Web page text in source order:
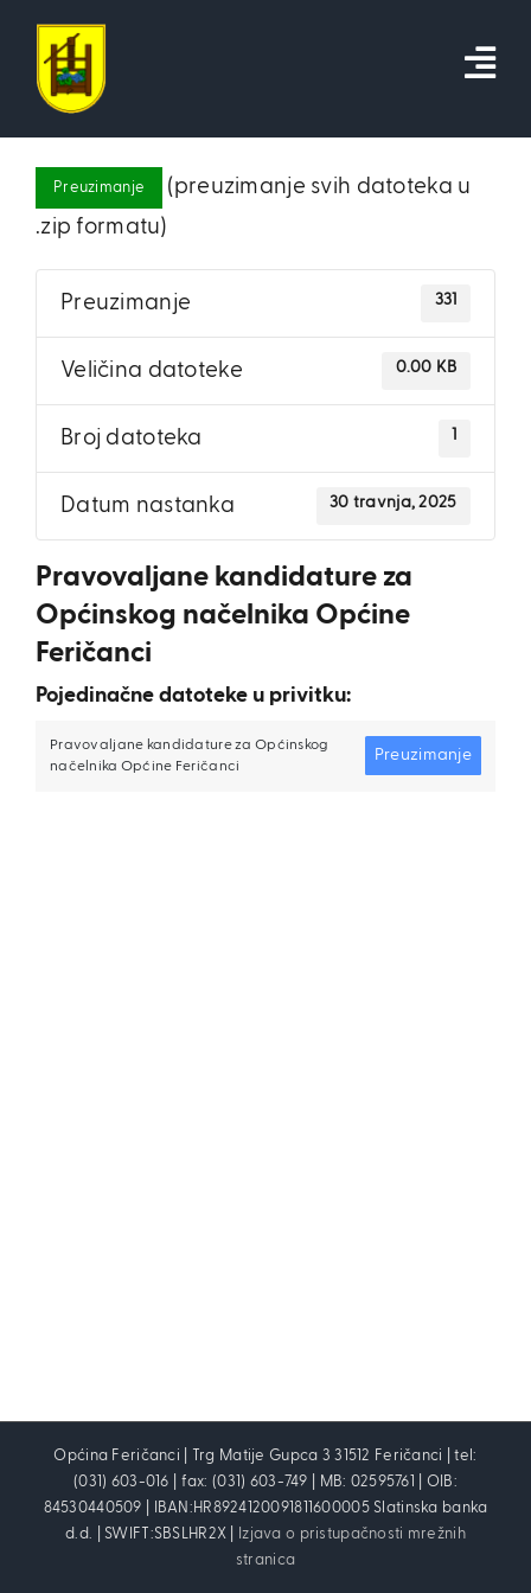
content
Preuzimanje
(preuzimanje svih datoteka u
.zip formatu)
Preuzimanje 331
Veličina datoteke 0.00 KB
Broj datoteka 1
Datum nastanka 30 travnja, 2025
Pravovaljane kandidature za
Općinskog načelnika Općine
Feričanci
Pojedinačne datoteke u privitku:
Pravovaljane kandidature za Općinskog
načelnika Općine Feričanci
Preuzimanje
Općina Feričanci | Trg Matije Gupca 3 31512 Feričanci | tel:
(031) 603-016 | fax: (031) 603-749 | MB: 02595761 | OIB:
84530440509 | IBAN:HR8924120091811600005 Slatinska banka
d.d. | SWIFT:SBSLHR2X |
Izjava o pristupačnosti mrežnih
stranica